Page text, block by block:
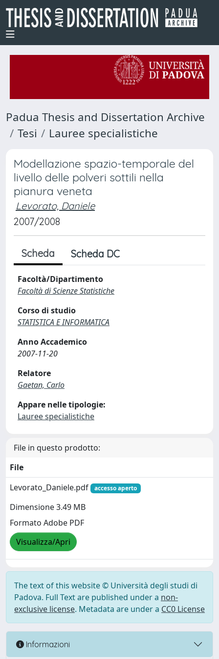
Padua Thesis and Dissertation Archive
Tesi
Lauree specialistiche
Modellazione spazio-temporale del
livello delle polveri sottili nella
pianura veneta
Levorato, Daniele
2007/2008
Scheda Scheda DC
Facoltà/Dipartimento
Facoltà di Scienze Statistiche
Corso di studio
STATISTICA E INFORMATICA
Anno Accademico
2007-11-20
Relatore
Gaetan, Carlo
Appare nelle tipologie:
Lauree specialistiche
File in questo prodotto:
File
Levorato_Daniele.pdf
accesso aperto
Dimensione 3.49 MB
Formato Adobe PDF
Visualizza/Apri
The text of this website © Università degli studi di
Padova. Full Text are published under a non-
exclusive license. Metadata are under a CC0 License
Informazioni